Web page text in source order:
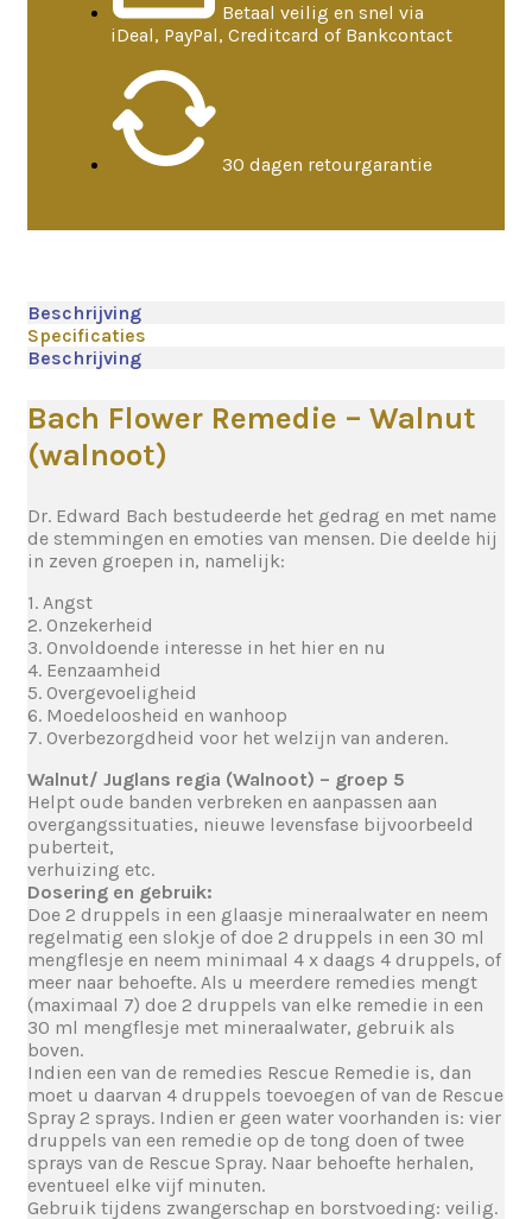
Betaal veilig en snel via
iDeal, PayPal, Creditcard of Bankcontact
30 dagen retourgarantie
Beschrijving
Specificaties
Beschrijving
Bach Flower Remedie – Walnut
(walnoot)
Dr. Edward Bach bestudeerde het gedrag en met name
de stemmingen en emoties van mensen. Die deelde hij
in zeven groepen in, namelijk:
1. Angst
2. Onzekerheid
3. Onvoldoende interesse in het hier en nu
4. Eenzaamheid
5. Overgevoeligheid
6. Moedeloosheid en wanhoop
7. Overbezorgdheid voor het welzijn van anderen.
Walnut/ Juglans regia (Walnoot) – groep 5
Helpt oude banden verbreken en aanpassen aan
overgangssituaties, nieuwe levensfase bijvoorbeeld
puberteit,
verhuizing etc.
Dosering en gebruik:
Doe 2 druppels in een glaasje mineraalwater en neem
regelmatig een slokje of doe 2 druppels in een 30 ml
mengflesje en neem minimaal 4 x daags 4 druppels, of
meer naar behoefte. Als u meerdere remedies mengt
(maximaal 7) doe 2 druppels van elke remedie in een
30 ml mengflesje met mineraalwater, gebruik als
boven.
Indien een van de remedies Rescue Remedie is, dan
moet u daarvan 4 druppels toevoegen of van de Rescue
Spray 2 sprays. Indien er geen water voorhanden is: vier
druppels van een remedie op de tong doen of twee
sprays van de Rescue Spray. Naar behoefte herhalen,
eventueel elke vijf minuten.
Gebruik tijdens zwangerschap en borstvoeding: veilig.